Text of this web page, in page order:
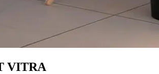
VITRA